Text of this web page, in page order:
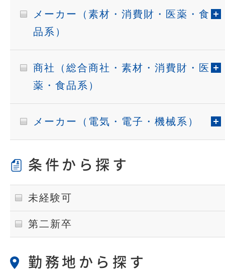
メーカー（素材・消費財・医薬・食
品系）
商社（総合商社・素材・消費財・医
薬・食品系）
メーカー（電気・電子・機械系）
条件から探す
未経験可
第二新卒
勤務地から探す